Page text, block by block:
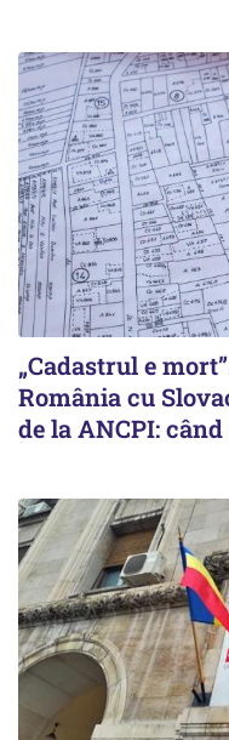
„Cadastrul e
România cu
de la ANCPI: